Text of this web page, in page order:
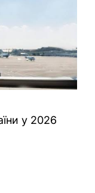
у 2026